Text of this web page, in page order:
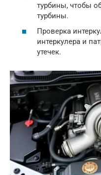
турбины, чтобы
турбины.
Проверка
интеркулера и
утечек.